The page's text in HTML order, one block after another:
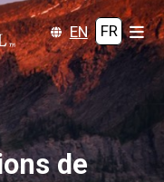
EN FR
de